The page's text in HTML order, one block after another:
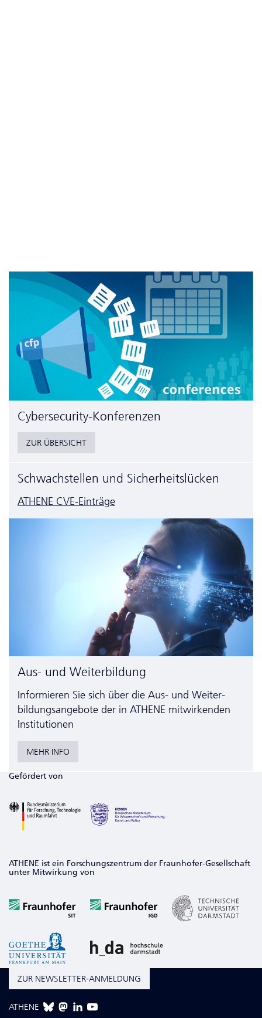
Cyber­security-Konferenzen
ZUR ÜBERSICHT
Schwachstellen und Sicherheitslücken
ATHENE CVE-Einträge
Aus- und Weiterbildung
Informieren Sie sich über die Aus- und Weiter­
bildungs­angebote der in ATHENE mitwirkenden
Institutionen
MEHR INFO
Gefördert von
ATHENE ist ein Forschungszentrum der Fraunhofer-Gesellschaft
unter Mitwirkung von
ZUR NEWSLETTER-ANMELDUNG
ATHENE